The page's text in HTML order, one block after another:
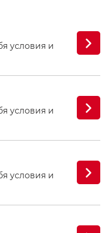
условия и
условия и
условия и